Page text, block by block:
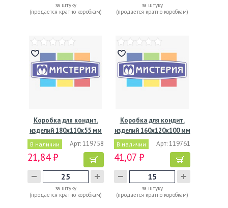
за штуку
(продается кратно коробкам)
за штуку
(продается кратно коробкам)
Коробка для кондит.
изделий 180х110х55 мм
с…
В наличии Арт: 119758
21,84 ₽
за штуку
(продается кратно коробкам)
Коробка для кондит.
изделий 160х120х100 мм
с…
В наличии Арт: 119761
41,07 ₽
за штуку
(продается кратно коробкам)